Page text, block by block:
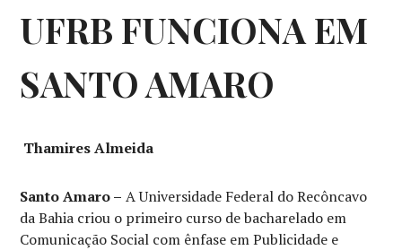
UFRB FUNCIONA EM
SANTO AMARO
Thamires Almeida
Santo Amaro – A Universidade Federal do Recôncavo
da Bahia criou o primeiro curso de bacharelado em
Comunicação Social com ênfase em Publicidade e